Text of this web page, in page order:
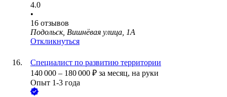
4.0
•
16 отзывов
Подольск, Вишнёвая улица, 1А
Откликнуться
Специалист по развитию территории
140 000 – 180 000 ₽ за месяц, на руки
Опыт 1-3 года